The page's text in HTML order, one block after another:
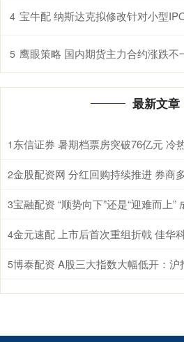
4 宝牛配 纳斯达克拟修改针对小型
5 鹰眼策略 国内期货主力合约涨跌不一 SC原油
最新文章
1 东信证券 暑期档票房突破76亿元 冷
2金股配资网 分红回购持续推进 券商
3宝融配资 “顺势向下”还是“迎难而上
4金元速配 上市后首次重组折戟 佳华
5